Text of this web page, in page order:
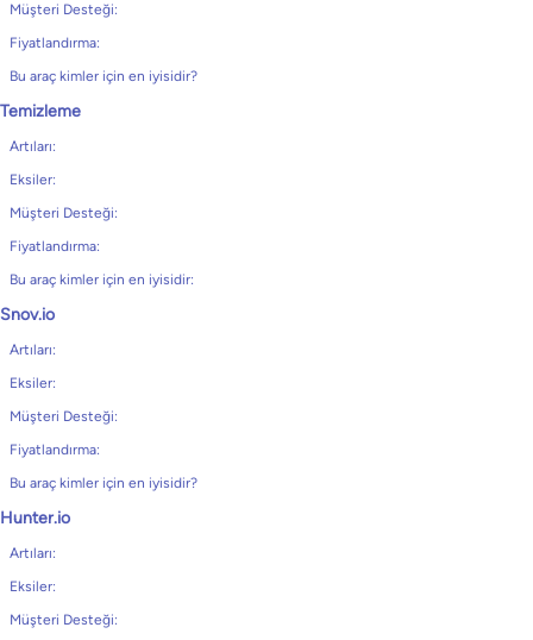
Müşteri Desteği:
Fiyatlandırma:
Bu araç kimler için en iyisidir?
Temizleme
Artıları:
Eksiler:
Müşteri Desteği:
Fiyatlandırma:
Bu araç kimler için en iyisidir:
Snov.io
Artıları:
Eksiler:
Müşteri Desteği:
Fiyatlandırma:
Bu araç kimler için en iyisidir?
Hunter.io
Artıları:
Eksiler:
Müşteri Desteği: